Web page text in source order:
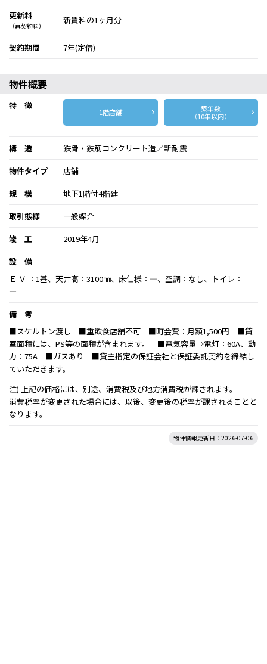
更新料
（再契約料）
新賃料の1ヶ月分
契約期間 7年(定借)
物件概要
特 徴
1階店舗
築年数
（10年以内）
構 造
鉄骨・鉄筋コンクリート造／新耐震
物件タイプ
店舗
規 模
地下1階付4階建
取引態様
一般媒介
竣 工
2019年4月
設 備
Ｅ Ｖ ：1基、天井高：3100㎜、床仕様：―、空調：なし、トイレ：
―
備 考
■スケルトン渡し ■重飲食店舗不可 ■町会費：月額1,500円 ■貸
室面積には、PS等の面積が含まれます。 ■電気容量⇒電灯：60A、動
力：75A ■ガスあり ■貸主指定の保証会社と保証委託契約を締結し
ていただきます。
注) 上記の価格には、別途、消費税及び地方消費税が課されます。
消費税率が変更された場合には、以後、変更後の税率が課されることと
なります。
物件情報更新日：2026-07-06